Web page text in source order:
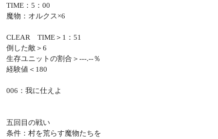
TIME：5：00
魔物：オルクス×6
CLEAR TIME＞1：51
倒した敵＞6
生存ユニットの割合＞---.--％
経験値＜180
006：我に仕えよ
五回目の戦い
条件：村を荒らす魔物たちを